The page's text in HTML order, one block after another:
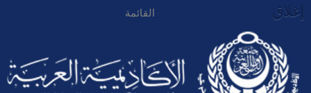
إغلاق القائمة